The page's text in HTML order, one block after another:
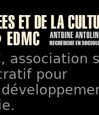
association
pour